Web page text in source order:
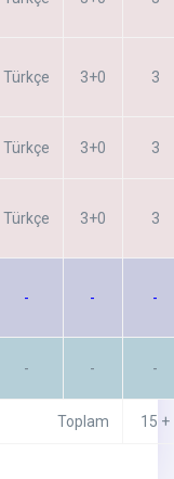
Türkçe 3+0 3
Türkçe 3+0 3
Türkçe 3+0 3
- - -
- - -
Toplam 15 +